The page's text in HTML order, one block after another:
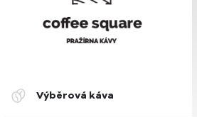
Výběrová káva